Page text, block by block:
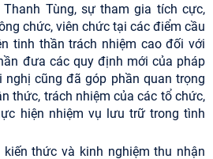
Tùng, sự tham gia tích cực,
chức, viên chức tại các điểm cầu
tinh thần trách nhiệm cao đối với
đưa các quy định mới của pháp
nghị cũng đã góp phần quan trọng
thức, trách nhiệm của các tổ chức,
hiện nhiệm vụ lưu trữ trong tình
thức và kinh nghiệm thu nhận